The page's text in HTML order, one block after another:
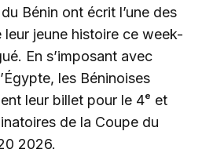
Bénin ont écrit l’une des
jeune histoire ce week-
En s’imposant avec
les Béninoises
leur billet pour le 4ᵉ et
de la Coupe du
2026.